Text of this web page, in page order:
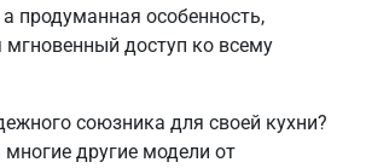
продуманная особенность,
доступ ко всему
союзника для своей кухни?
многие другие модели от